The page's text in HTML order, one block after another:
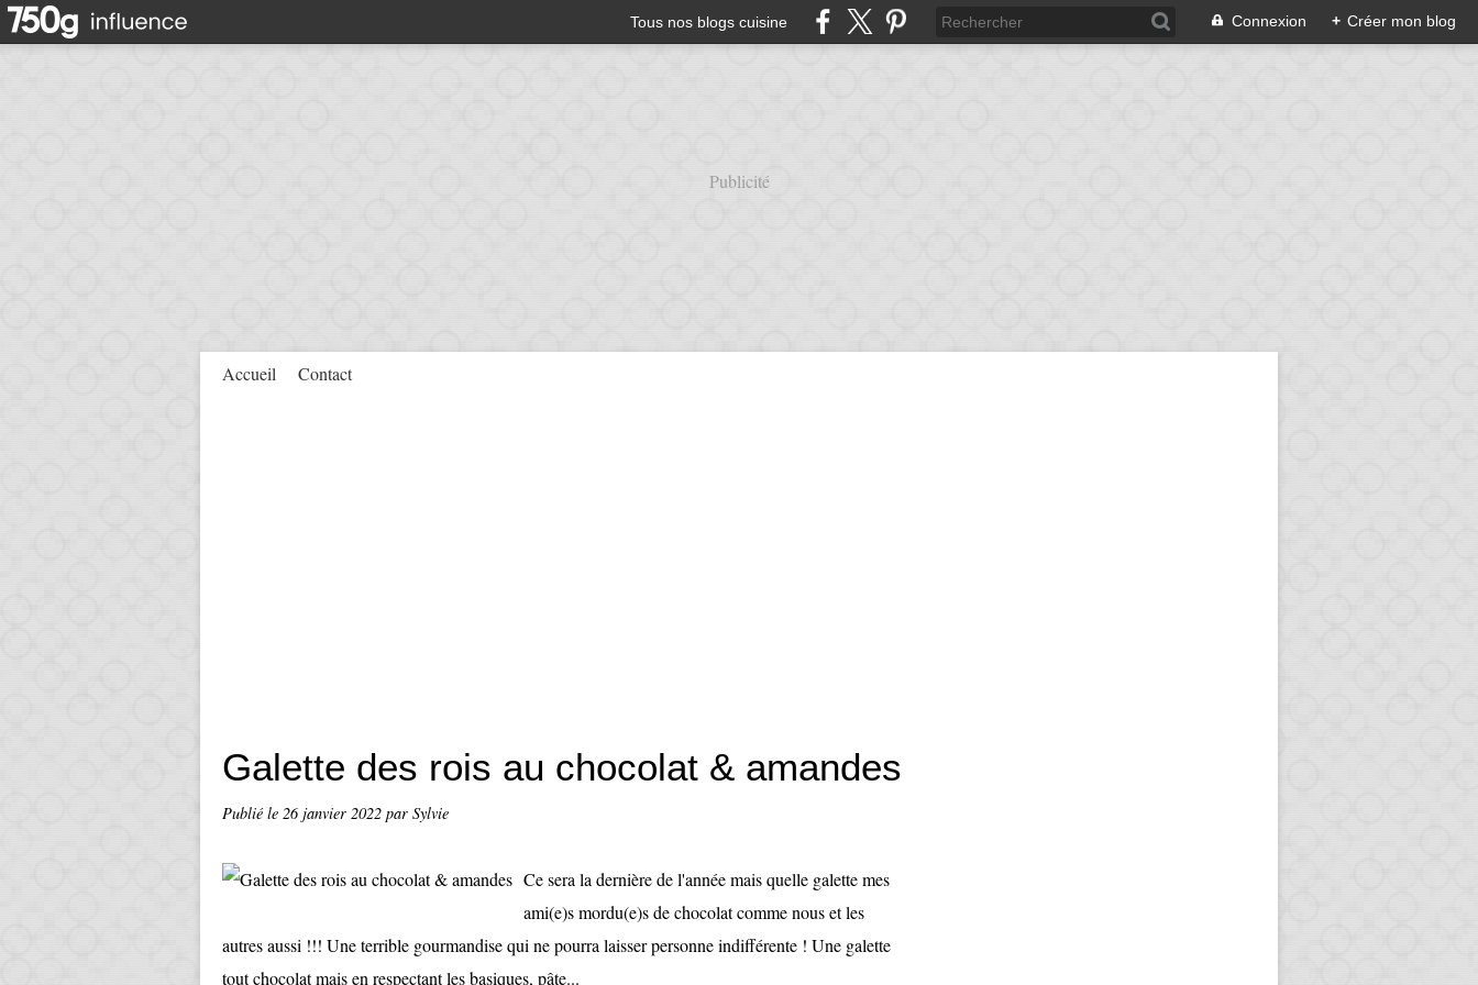
Tous nos blogs cuisine Connexion + Créer mon blog
Publicité
Accueil Contact
Galette des rois au chocolat & amandes
Publié le 26 janvier 2022 par Sylvie
Ce sera la dernière de l'année mais quelle galette mes
ami(e)s mordu(e)s de chocolat comme nous et les
autres aussi !!! Une terrible gourmandise qui ne pourra laisser personne indifférente ! Une galette
tout chocolat mais en respectant les basiques, pâte...